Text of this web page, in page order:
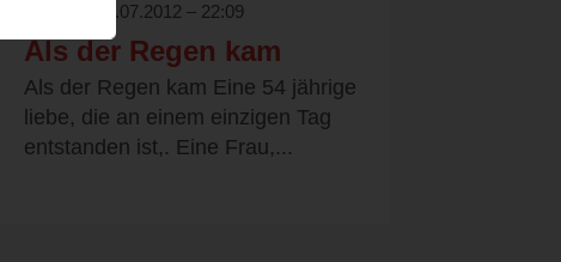
02.07.2012 – 22:09
Als der Regen kam
Als der Regen kam Eine 54 jährige
liebe, die an einem einzigen Tag
entstanden ist,. Eine Frau,...